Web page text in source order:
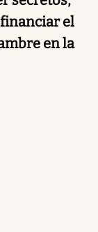
el
en la